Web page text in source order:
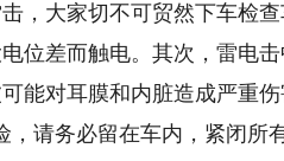
大家切不可贸然下车检查
位差而触电。其次，雷电击
能对耳膜和内脏造成严重伤
请务必留在车内，紧闭所